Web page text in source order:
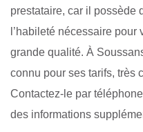
prestataire, car il possède
l’habileté nécessaire
grande qualité. À
connu pour ses tarifs, très
Contactez-le par
des informations